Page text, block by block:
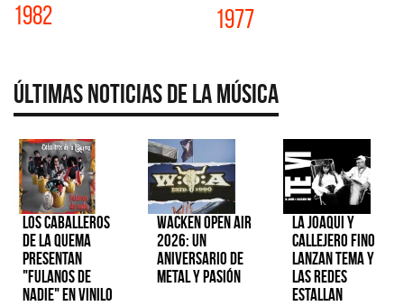
1982 1977
Últimas Noticias de la Música
Los Caballeros
de la Quema
presentan
"Fulanos de
Nadie" en vinilo
Wacken Open Air
2026: Un
aniversario de
metal y pasión
La Joaqui y
Callejero Fino
lanzan tema y
las redes
estallan